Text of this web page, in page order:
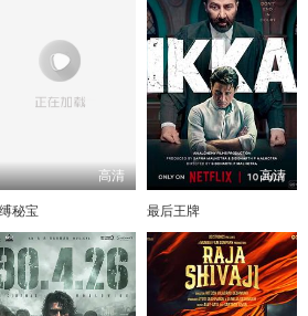
高清
秘宝
高清
最后王牌